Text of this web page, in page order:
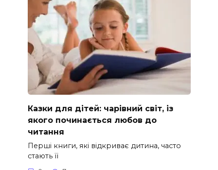
Казки для дітей: чарівний світ, із
якого починається любов до
читання
Перші книги, які відкриває дитина, часто
стають її